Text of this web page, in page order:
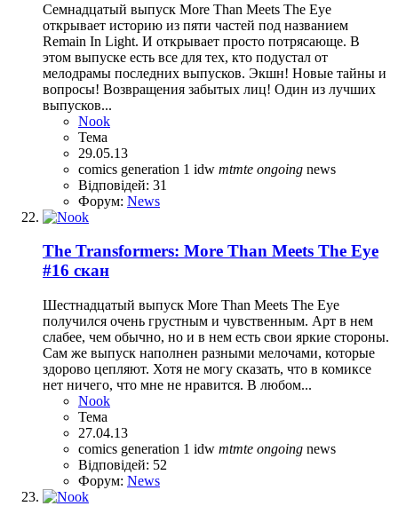
Семнадцатый выпуск More Than Meets The Eye
открывает историю из пяти частей под названием
Remain In Light. И открывает просто потрясающе. В
этом выпуске есть все для тех, кто подустал от
мелодрамы последних выпусков. Экшн! Новые тайны и
вопросы! Возвращения забытых лиц! Один из лучших
выпусков...
Nook
Тема
29.05.13
comics generation 1 idw mtmte ongoing news
Відповідей: 31
Форум: News
The Transformers: More Than Meets The Eye
#16 скан
Шестнадцатый выпуск More Than Meets The Eye
получился очень грустным и чувственным. Арт в нем
слабее, чем обычно, но и в нем есть свои яркие стороны.
Сам же выпуск наполнен разными мелочами, которые
здорово цепляют. Хотя не могу сказать, что в комиксе
нет ничего, что мне не нравится. В любом...
Nook
Тема
27.04.13
comics generation 1 idw mtmte ongoing news
Відповідей: 52
Форум: News